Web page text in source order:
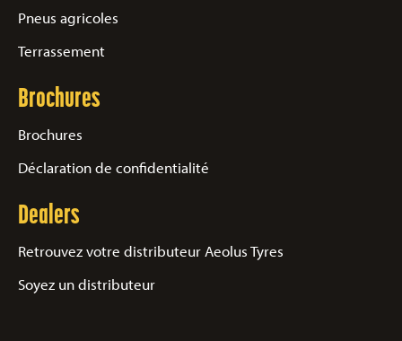
Pneus agricoles
Terrassement
Brochures
Brochures
Déclaration de confidentialité
Dealers
Retrouvez votre distributeur Aeolus Tyres
Soyez un distributeur